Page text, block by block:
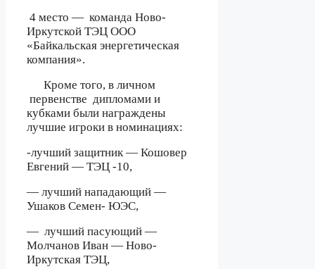
4 место — команда Ново-
Иркутской ТЭЦ ООО
«Байкальская энергетическая
компания».
Кроме того, в личном
первенстве дипломами и
кубками были награждены
лучшие игроки в номинациях:
-лучший защитник — Кошовер
Евгений — ТЭЦ -10,
— лучший нападающий —
Ушаков Семен- ЮЭС,
— лучший пасующий —
Молчанов Иван — Ново-
Иркутская ТЭЦ,